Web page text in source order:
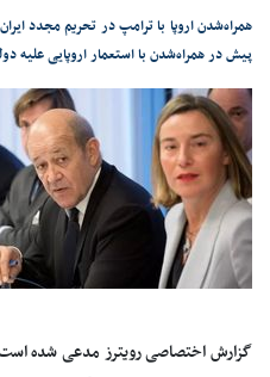
پیش در همراه‌شدن با استعمار اروپایی
گزارش اختصاصی رویترز مدعی شده است